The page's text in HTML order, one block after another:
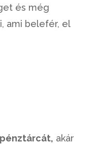
és még
ami belefér, el
akár